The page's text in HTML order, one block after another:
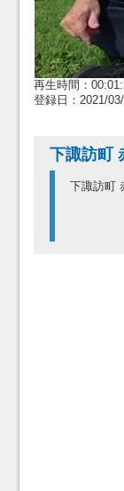
再生時間：
登録日：2021/
下諏訪町
下諏訪町